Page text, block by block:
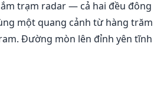
trạm radar — cả hai đều đông
một quang cảnh từ hàng trăm
Đường mòn lên đỉnh yên tĩnh